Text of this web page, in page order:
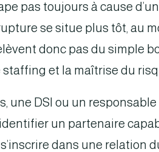
pas toujours à cause
se situe plus tôt, au
donc pas du simple
staffing et la maîtrise du
une DSI ou un
un partenaire
dans une relation